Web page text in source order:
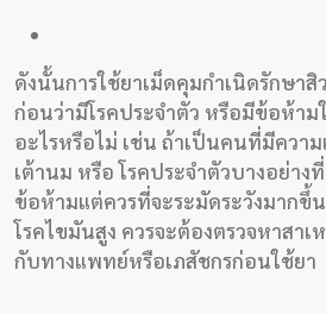
ดังนั้นการใช้ยาเม็ดคุมกำเนิดรักษาสิ
ก่อนว่ามีโรคประจำตัว หรือมีข้อห้าม
อะไรหรือไม่ เช่น ถ้าเป็นคนที่มีความ
เต้านม หรือ โรคประจำตัวบางอย่าง
ข้อห้ามแต่ควรที่จะระมัดระวังมากขึ้
โรคไขมันสูง ควรจะต้องตรวจหาสา
กับทางแพทย์หรือเภสัชกรก่อนใช้ยา